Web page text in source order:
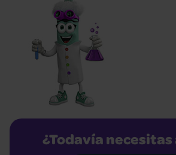
¿Todavía necesitas